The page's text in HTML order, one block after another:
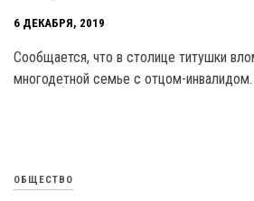
6 ДЕКАБРЯ, 2019
Сообщается, что в столице титушки
многодетной семье с отцом-инвалидом.
ОБЩЕСТВО